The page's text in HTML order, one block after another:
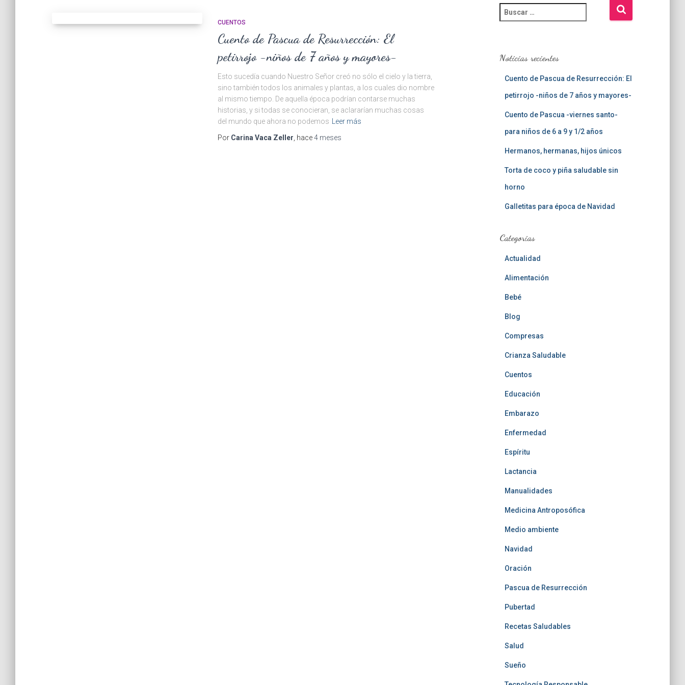
CUENTOS
Cuento de Pascua de Resurrección: El
petirrojo -niños de 7 años y mayores-
Esto sucedía cuando Nuestro Señor creó no sólo el cielo y la tierra,
sino también todos los animales y plantas, a los cuales dio nombre
al mismo tiempo. De aquella época podrían contarse muchas
historias, y si todas se conocieran, se aclararían muchas cosas
del mundo que ahora no podemos
Leer más
Por Carina Vaca Zeller , hace4 meses
u
a
Noticias recientes
Cuento de Pascua de Resurrección: El
petirrojo -niños de 7 años y mayores-
Cuento de Pascua -viernes santo-
para niños de 6 a 9 y 1/2 años
Hermanos, hermanas, hijos únicos
Torta de coco y piña saludable sin
horno
Galletitas para época de Navidad
Categorias
Actualidad
Alimentación
Bebé
Blog
Compresas
Crianza Saludable
Cuentos
Educación
Embarazo
Enfermedad
Espíritu
Lactancia
Manualidades
Medicina Antroposófica
Medio ambiente
Navidad
Oración
Pascua de Resurrección
Pubertad
Recetas Saludables
Salud
Sueño